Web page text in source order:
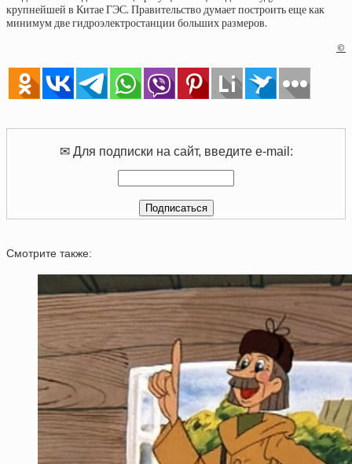
крупнейшей в Китае ГЭС. Правительство думает построить еще как
минимум две гидроэлектростанции больших размеров.
©
✉ Для подписки на сайт, введите e-mail:
Смотрите также: